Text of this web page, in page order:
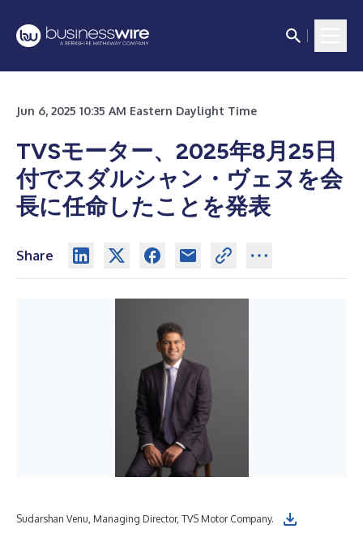
Jun 6, 2025 10:35 AM Eastern Daylight Time
TVSモーター、2025年8月25日
付でスダルシャン・ヴェヌを会
長に任命したことを発表
Share
Sudarshan Venu, Managing Director, TVS Motor Company.